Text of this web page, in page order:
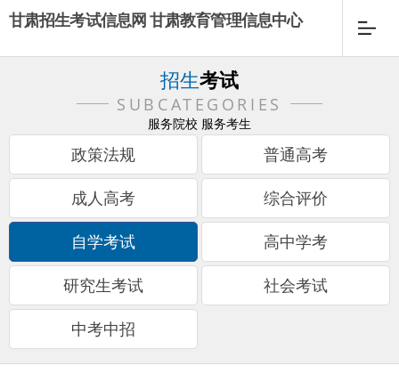
甘肃招生考试信息网 甘肃教育管理信息中心
招生考试
SUBCATEGORIES
服务院校 服务考生
政策法规 普通高考
成人高考 综合评价
自学考试 高中学考
研究生考试 社会考试
中考中招